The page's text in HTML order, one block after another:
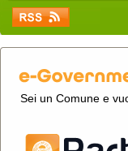
Sei un Comune e